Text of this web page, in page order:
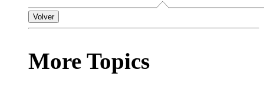
Volver
More Topics